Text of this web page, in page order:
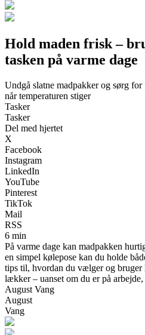
Hold maden frisk –
tasken på varme dage
Undgå slatne madpakker og sørg for
når temperaturen stiger
Tasker
Tasker
Del med hjertet
X
Facebook
Instagram
LinkedIn
YouTube
Pinterest
TikTok
Mail
RSS
6 min
På varme dage kan madpakken
en simpel kølepose kan du holde
tips til, hvordan du vælger og bruger
lækker – uanset om du er på
August Vang
August
Vang